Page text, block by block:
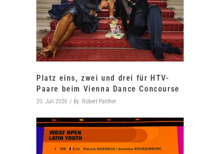
Platz eins, zwei und drei für HTV-
Paare beim Vienna Dance Concourse
20. Juli 2026 By Robert Panther